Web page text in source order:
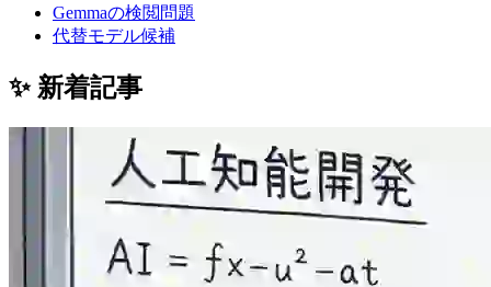
Gemmaの検閲問題
代替モデル候補
✨ 新着記事